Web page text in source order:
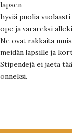
lapsen
hyviä puolia vuolaasti
ope ja varareksi
Ne ovat rakkaita
meidän lapsille ja
Stipendejä ei jaeta
onneksi.